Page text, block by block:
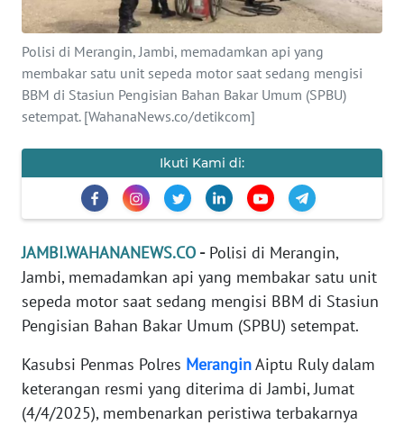
Polisi di Merangin, Jambi, memadamkan api yang
membakar satu unit sepeda motor saat sedang mengisi
BBM di Stasiun Pengisian Bahan Bakar Umum (SPBU)
setempat. [WahanaNews.co/detikcom]
Ikuti Kami di:
JAMBI.WAHANANEWS.CO -Polisi di Merangin,
Jambi, memadamkan api yang membakar satu unit
sepeda motor saat sedang mengisi BBM di Stasiun
Pengisian Bahan Bakar Umum (SPBU) setempat.
Kasubsi Penmas Polres MeranginAiptu Ruly dalam
keterangan resmi yang diterima di Jambi, Jumat
(4/4/2025), membenarkan peristiwa terbakarnya
BERITA
KAMI
INFO
KAMI
PEDOMAN
MEDIA
REDAKSI